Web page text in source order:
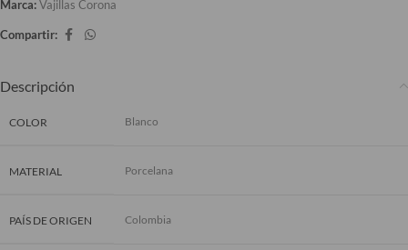
Marca:Vajillas Corona
Compartir:
Descripción
COLOR Blanco
MATERIAL Porcelana
PAÍS DE ORIGEN Colombia